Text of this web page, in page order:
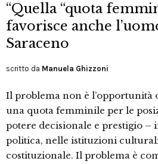
“Quella “quota
favorisce anche
Saraceno
scritto da Manuela Ghizzoni
Il problema non è l’opportunità
una quota femminile per le
potere decisionale e prestigio –
politica, nelle istituzioni
costituzionale. Il problema è